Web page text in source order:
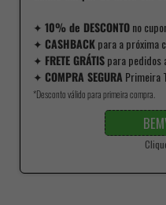
✦ 10% de DESCONTOno
✦ CASHBACKpara a próxima
✦ FRETE GRÁTISpara pedidos
✦ COMPRA SEGURA Primeira
*Desconto válido para primeira compra.